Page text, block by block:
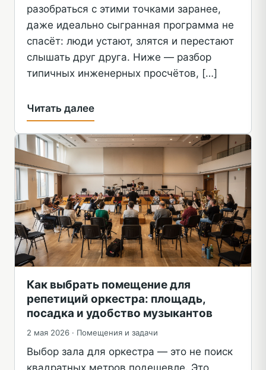
разобраться с этими точками заранее,
даже идеально сыгранная программа не
спасёт: люди устают, злятся и перестают
слышать друг друга. Ниже — разбор
типичных инженерных просчётов, […]
Читать далее
Как выбрать помещение для
репетиций оркестра: площадь,
посадка и удобство музыкантов
2 мая 2026 · Помещения и задачи
Выбор зала для оркестра — это не поиск
квадратных метров подешевле. Это